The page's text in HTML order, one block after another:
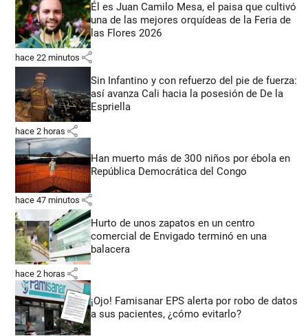
Él es Juan Camilo Mesa, el paisa que cultivó
una de las mejores orquídeas de la Feria de
las Flores 2026
hace 22 minutos share
Sin Infantino y con refuerzo del pie de fuerza:
así avanza Cali hacia la posesión de De la
Espriella
hace 2 horas share
Han muerto más de 300 niños por ébola en
República Democrática del Congo
hace 47 minutos share
Hurto de unos zapatos en un centro
comercial de Envigado terminó en una
balacera
hace 2 horas share
¡Ojo! Famisanar EPS alerta por robo de datos
a sus pacientes, ¿cómo evitarlo?